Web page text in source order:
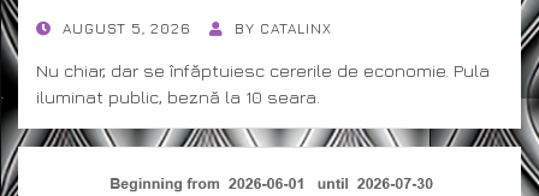
POSTEDAUGUST 5, 2026 BY CATALINX
Nu chiar, dar se înfăptuiesc cererile de economie. Pula
iluminat public, beznă la 10 seara.